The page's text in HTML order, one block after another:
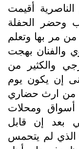
يوم الناصرية أقيمت
وحضر الحفلة
من مر بها وتعلم
والفنان بهجت
والكثير من
إن يكون يوم
من ارث حضاري
ومحلات
بعد إن قابل
لم يتحمس